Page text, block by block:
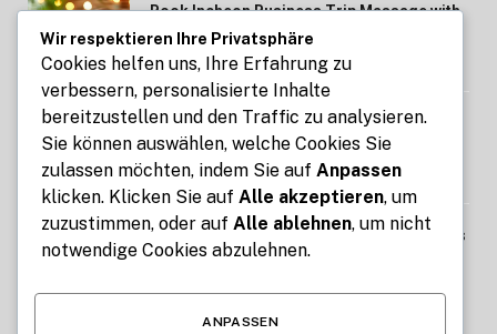
Book Incheon Business Trip Massage with
Professional Therapists
AUGUST 7, 2026
Mit Kennzeichen express Fahrzeuge
bequem online an- und abmelden
AUGUST 7, 2026
Best Free Tools for Teachers and Students
for Interactive Lessons and Daily School
Wir respektieren Ihre Privatsphäre
Cookies helfen uns, Ihre Erfahrung zu
verbessern, personalisierte Inhalte
bereitzustellen und den Traffic zu analysieren.
Sie können auswählen, welche Cookies Sie
zulassen möchten, indem Sie auf Anpassen
klicken. Klicken Sie auf Alle akzeptieren, um
zuzustimmen, oder auf Alle ablehnen, um nicht
notwendige Cookies abzulehnen.
ANPASSEN